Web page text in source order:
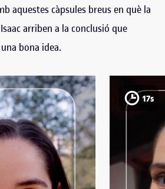
aquestes càpsules breus en què la
arriben a la conclusió que
bona idea.
17s